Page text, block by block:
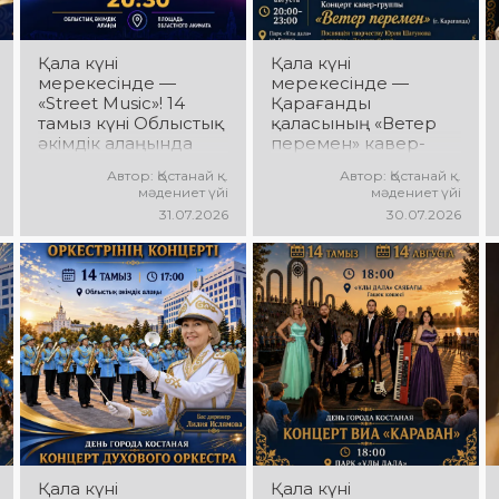
күтеді!
Қала күні
мерекесінде —
«Street Music»! 14
тамыз күні Облыстық
әкімдік алаңында
ұжымдарының
«Street Music»
бағдарламасы өтеді!
Сіздерді заманауи
музыка, жарқын
орындаулар, қуатты
энергия мен көтеріңкі
мерекелік көңіл күй
күтеді!
Автор: Қостанай қ.
мәдениет үйі
31.07.2026
Қала күні
мерекесінде —
Қарағанды
қаласының «Ветер
перемен» кавер-
«Ұлы Дала»
саябағында Юрий
Шатунов пен
«Ласковый май»
тобының
шығармашылығына
арналған концерт
өтеді! Сіздерді көпшілік
сүйіп тыңдайтын
әндер, жылы
естеліктер мен
ерекше музыкалық
атмосфера күтеді!
Автор: Қостанай қ.
мәдениет үйі
30.07.2026
Қала күні
Қала күні